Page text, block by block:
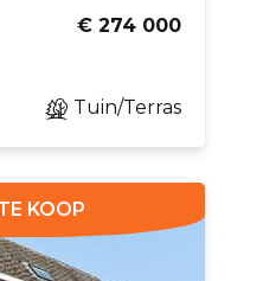
€ 274 000
Tuin/Terras
KOOP